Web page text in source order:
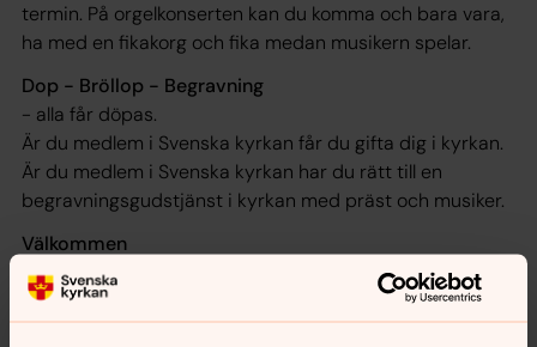
termin. På orgelkonserten kan du komma och bara vara,
ha med en fikakorg och fika medan musikern spelar.
Dop - Bröllop - Begravning
- alla får döpas.
Är du medlem i Svenska kyrkan får du gifta dig i kyrkan.
Är du medlem i Svenska kyrkan har du rätt till en
begravningsgudstjänst i kyrkan med präst och musiker.
Välkommen
Om du ser dig som troende, sökande eller tvivlare spelar
ingen roll - kyrkan finns här för dig. Välkommen in i
gemenskapen!